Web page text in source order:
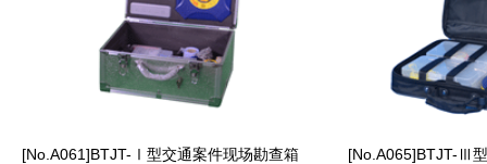
[No.A061]BTJT-Ⅰ型交通案件现场勘查箱 [No.A065]BTJT-Ⅲ